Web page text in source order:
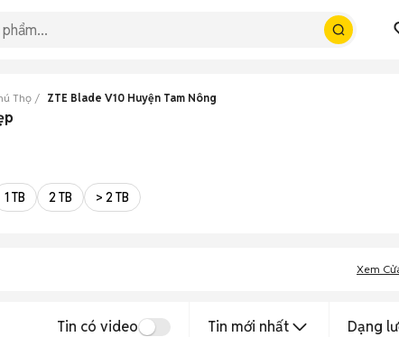
Thọ ZTE Blade V10 Huyện Tam Nông
1 TB 2 TB > 2 TB
Xem
Tin có video Tin mới nhất Dạng